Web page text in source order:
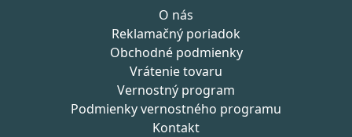
O nás
Reklamačný poriadok
Obchodné podmienky
Vrátenie tovaru
Vernostný program
Podmienky vernostného programu
Kontakt